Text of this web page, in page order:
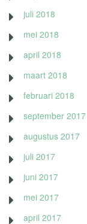
juli 2018
mei 2018
april 2018
maart 2018
februari 2018
september 2017
augustus 2017
juli 2017
juni 2017
mei 2017
april 2017